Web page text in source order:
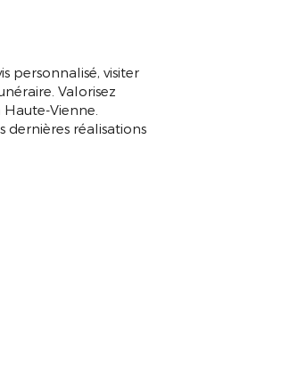
personnalisé, visiter
Valorisez
Vienne.
dernières réalisations